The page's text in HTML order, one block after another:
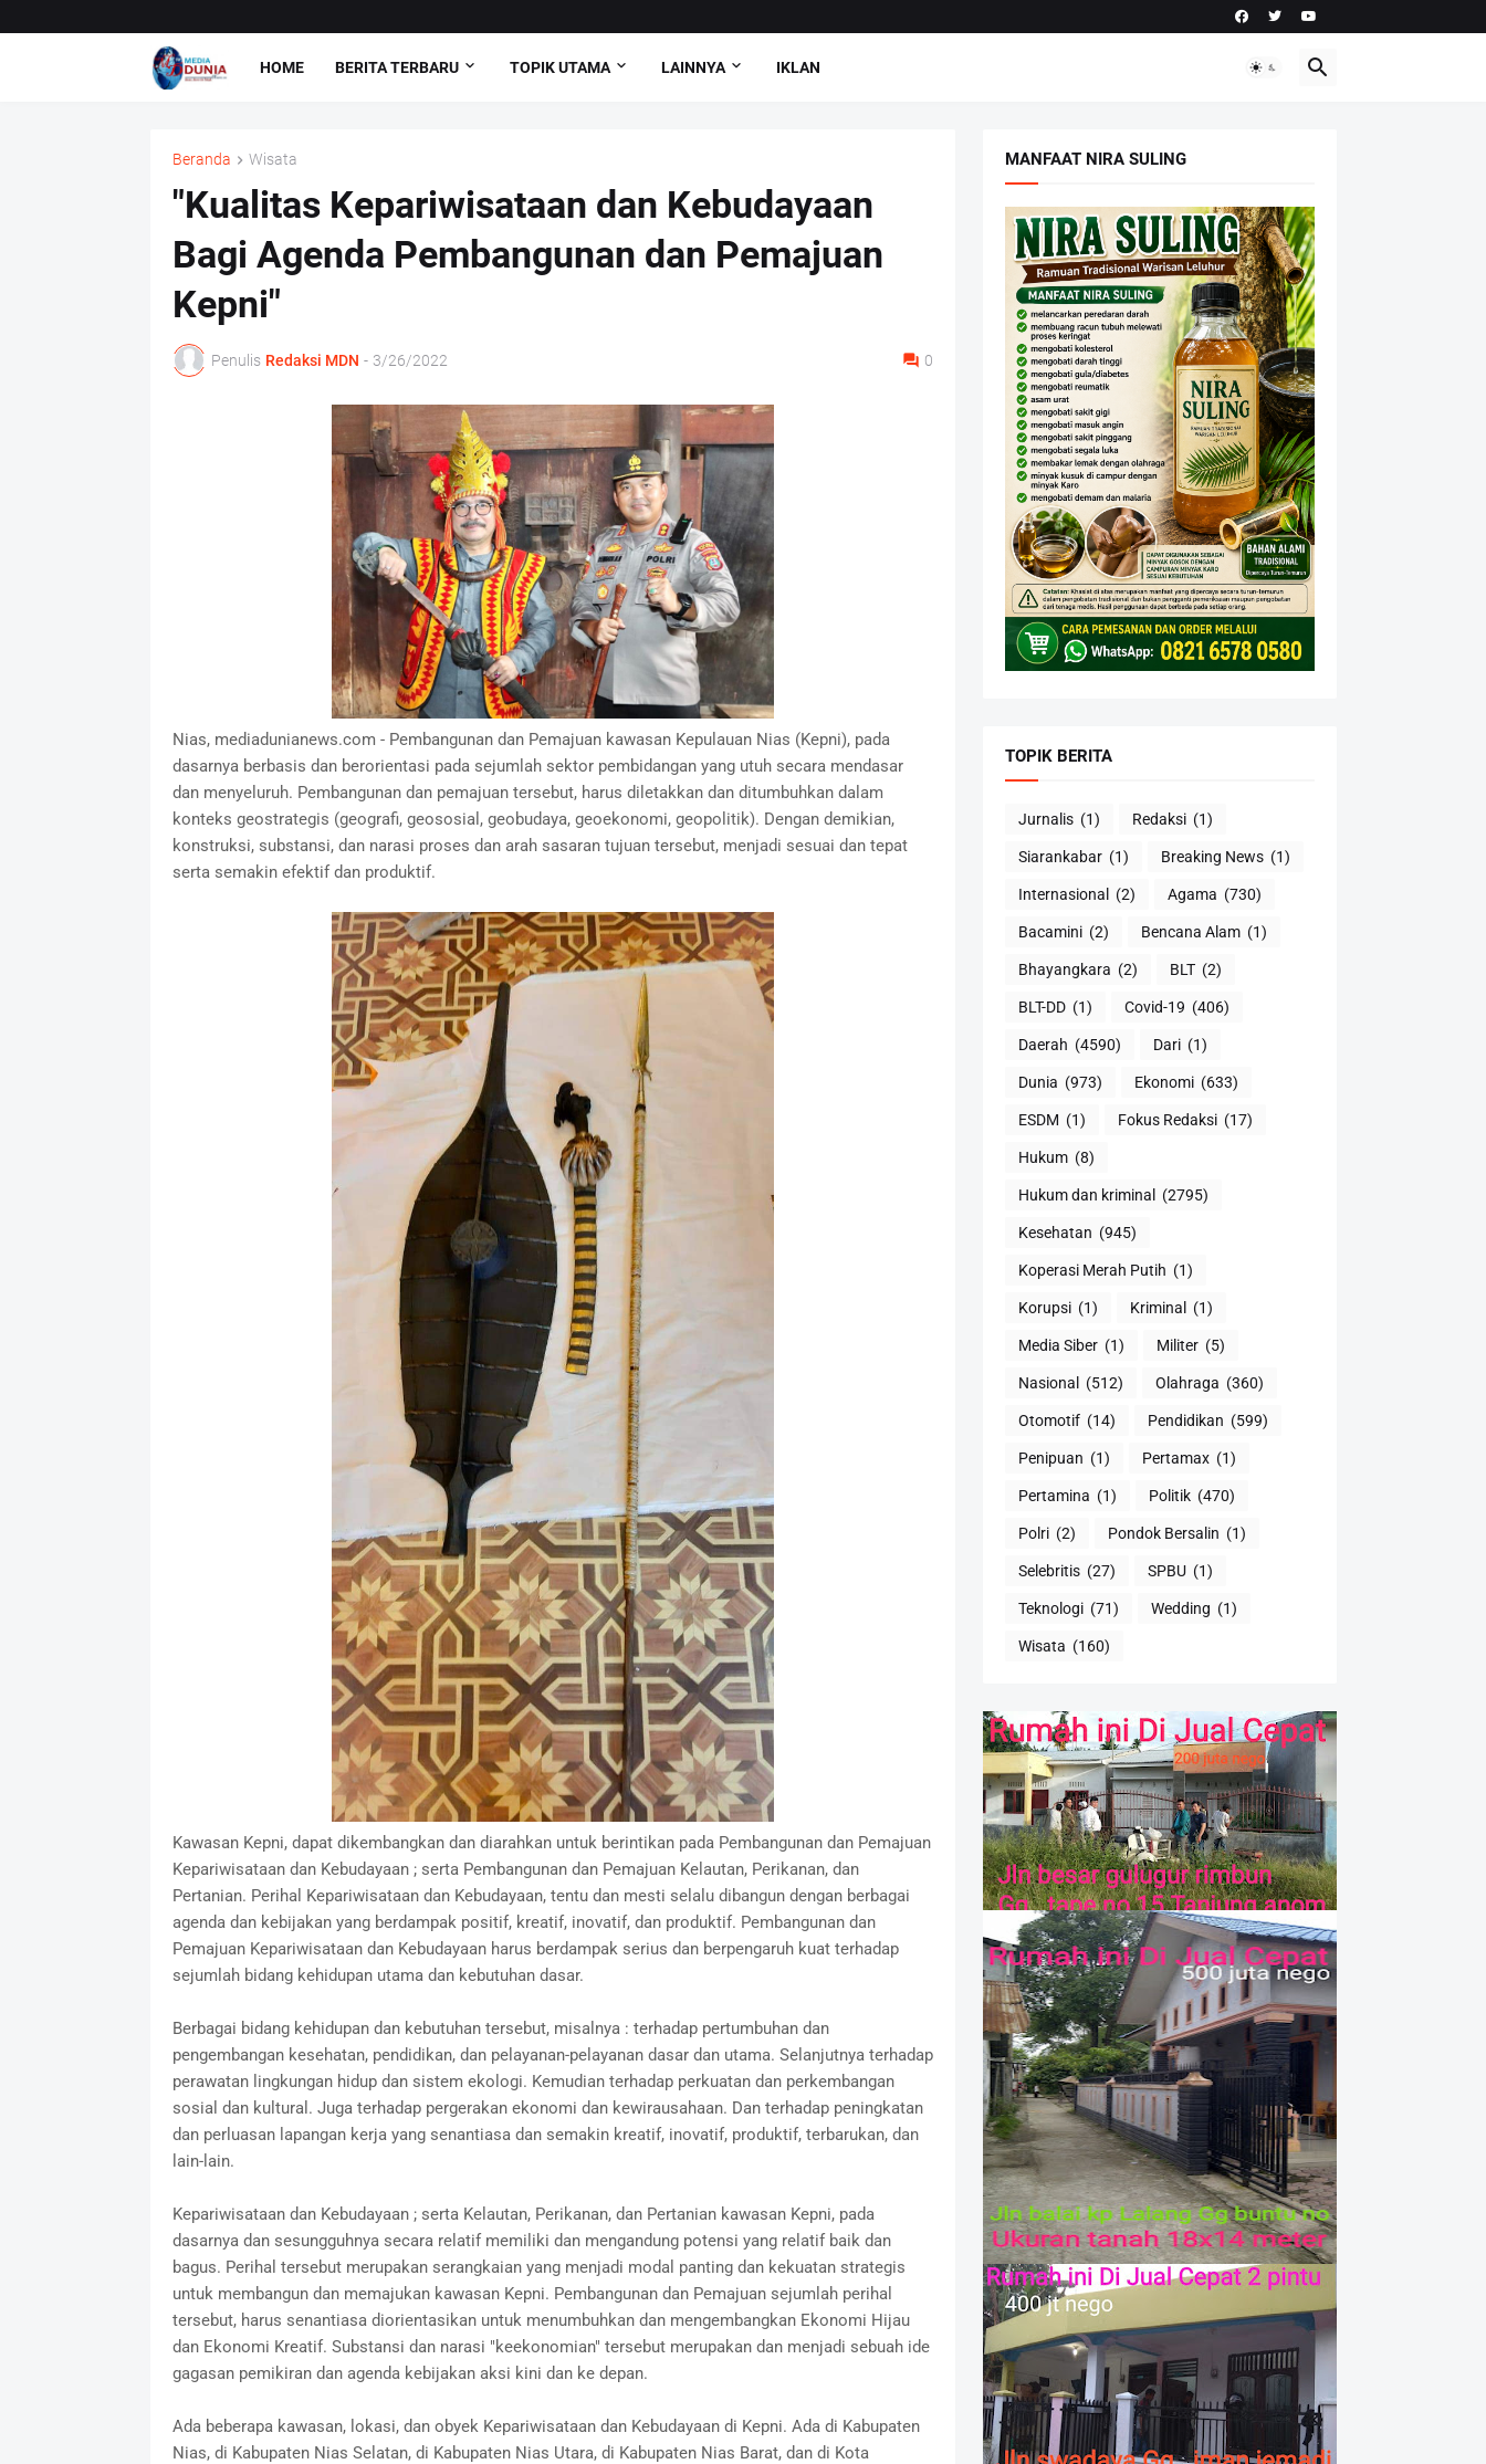
HOME BERITA TERBARU TOPIK UTAMA LAINNYA IKLAN
Beranda Wisata
"Kualitas Kepariwisataan dan Kebudayaan
Bagi Agenda Pembangunan dan Pemajuan
Kepni"
Penulis Redaksi MDN - 3/26/2022 0
Nias, mediadunianews.com - Pembangunan dan Pemajuan kawasan Kepulauan Nias (Kepni), pada
dasarnya berbasis dan berorientasi pada sejumlah sektor pembidangan yang utuh secara mendasar
dan menyeluruh. Pembangunan dan pemajuan tersebut, harus diletakkan dan ditumbuhkan dalam
konteks geostrategis (geografi, geososial, geobudaya, geoekonomi, geopolitik). Dengan demikian,
konstruksi, substansi, dan narasi proses dan arah sasaran tujuan tersebut, menjadi sesuai dan tepat
serta semakin efektif dan produktif.
Kawasan Kepni, dapat dikembangkan dan diarahkan untuk berintikan pada Pembangunan dan Pemajuan
Kepariwisataan dan Kebudayaan ; serta Pembangunan dan Pemajuan Kelautan, Perikanan, dan
Pertanian. Perihal Kepariwisataan dan Kebudayaan, tentu dan mesti selalu dibangun dengan berbagai
agenda dan kebijakan yang berdampak positif, kreatif, inovatif, dan produktif. Pembangunan dan
Pemajuan Kepariwisataan dan Kebudayaan harus berdampak serius dan berpengaruh kuat terhadap
sejumlah bidang kehidupan utama dan kebutuhan dasar.
Berbagai bidang kehidupan dan kebutuhan tersebut, misalnya : terhadap pertumbuhan dan
pengembangan kesehatan, pendidikan, dan pelayanan-pelayanan dasar dan utama. Selanjutnya terhadap
perawatan lingkungan hidup dan sistem ekologi. Kemudian terhadap perkuatan dan perkembangan
sosial dan kultural. Juga terhadap pergerakan ekonomi dan kewirausahaan. Dan terhadap peningkatan
dan perluasan lapangan kerja yang senantiasa dan semakin kreatif, inovatif, produktif, terbarukan, dan
lain-lain.
Kepariwisataan dan Kebudayaan ; serta Kelautan, Perikanan, dan Pertanian kawasan Kepni, pada
dasarnya dan sesungguhnya secara relatif memiliki dan mengandung potensi yang relatif baik dan
bagus. Perihal tersebut merupakan serangkaian yang menjadi modal panting dan kekuatan strategis
untuk membangun dan memajukan kawasan Kepni. Pembangunan dan Pemajuan sejumlah perihal
tersebut, harus senantiasa diorientasikan untuk menumbuhkan dan mengembangkan Ekonomi Hijau
dan Ekonomi Kreatif. Substansi dan narasi "keekonomian" tersebut merupakan dan menjadi sebuah ide
gagasan pemikiran dan agenda kebijakan aksi kini dan ke depan.
Ada beberapa kawasan, lokasi, dan obyek Kepariwisataan dan Kebudayaan di Kepni. Ada di Kabupaten
Nias, di Kabupaten Nias Selatan, di Kabupaten Nias Utara, di Kabupaten Nias Barat, dan di Kota
MANFAAT NIRA SULING
TOPIK BERITA
Jurnalis (1) Redaksi (1)
Siarankabar (1) Breaking News (1)
Internasional (2) Agama (730)
Bacamini (2) Bencana Alam (1)
Bhayangkara (2) BLT (2)
BLT-DD (1) Covid-19 (406)
Daerah (4590) Dari (1)
Dunia (973) Ekonomi (633)
ESDM (1) Fokus Redaksi (17)
Hukum (8)
Hukum dan kriminal (2795)
Kesehatan (945)
Koperasi Merah Putih (1)
Korupsi (1) Kriminal (1)
Media Siber (1) Militer (5)
Nasional (512) Olahraga (360)
Otomotif (14) Pendidikan (599)
Penipuan (1) Pertamax (1)
Pertamina (1) Politik (470)
Polri (2) Pondok Bersalin (1)
Selebritis (27) SPBU (1)
Teknologi (71) Wedding (1)
Wisata (160)